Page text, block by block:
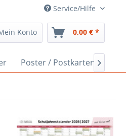
Service/Hilfe
Konto 0,00 € *
Poster / Postkarten 